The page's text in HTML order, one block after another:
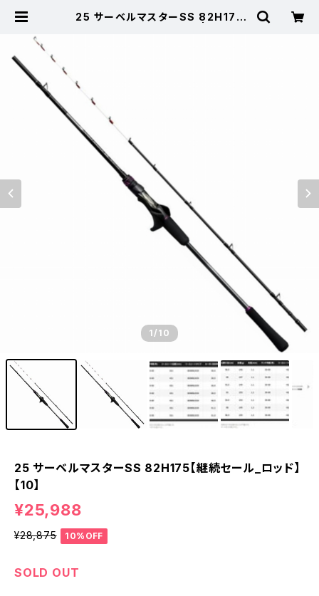
25 サーベルマスターSS 82H175
1/10
25 サーベルマスターSS 82H175【継続セール_ロッド】
【10】
¥25,988
¥28,875 10%OFF
SOLD OUT